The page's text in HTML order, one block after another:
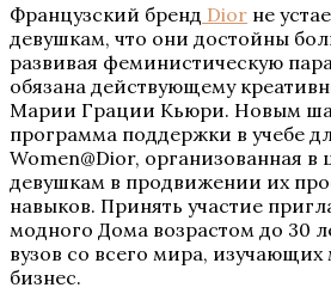
Французский бренд Dior не
девушкам, что они достойны
развивая феминистическую
обязана действующему
Марии Грации Кьюри. Новым
программа поддержки в учебе
Women@Dior, организованная в
девушкам в продвижении их
навыков. Принять участие
модного Дома возрастом до 30
вузов со всего мира,
бизнес.